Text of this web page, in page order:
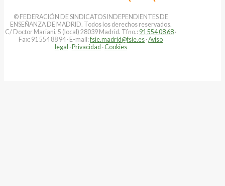
© FEDERACIÓN DE SINDICATOS INDEPENDIENTES DE
ENSEÑANZA DE MADRID. Todos los derechos reservados.
C/ Doctor Mariani, 5 (local) 28039 Madrid. Tfno.: 91 554 08 68 ·
Fax: 91 554 88 94 · E-mail:fsie.madrid@fsie.es ·Aviso
legal ·Privacidad · Cookies